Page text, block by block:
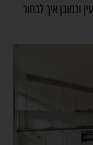
וכמובן איך לבחור